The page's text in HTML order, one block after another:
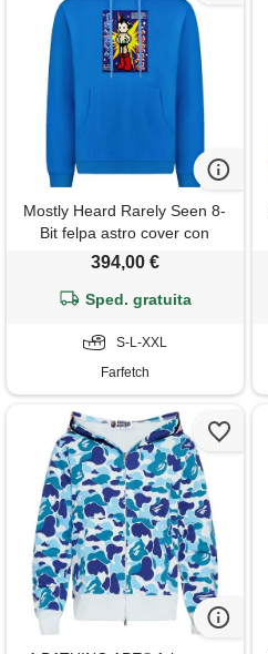
Mostly Heard Rarely Seen 8-
Bit felpa astro cover con
cappuccio - blu
394,00 €
Sped. gratuita
S-L-XXL
Farfetch